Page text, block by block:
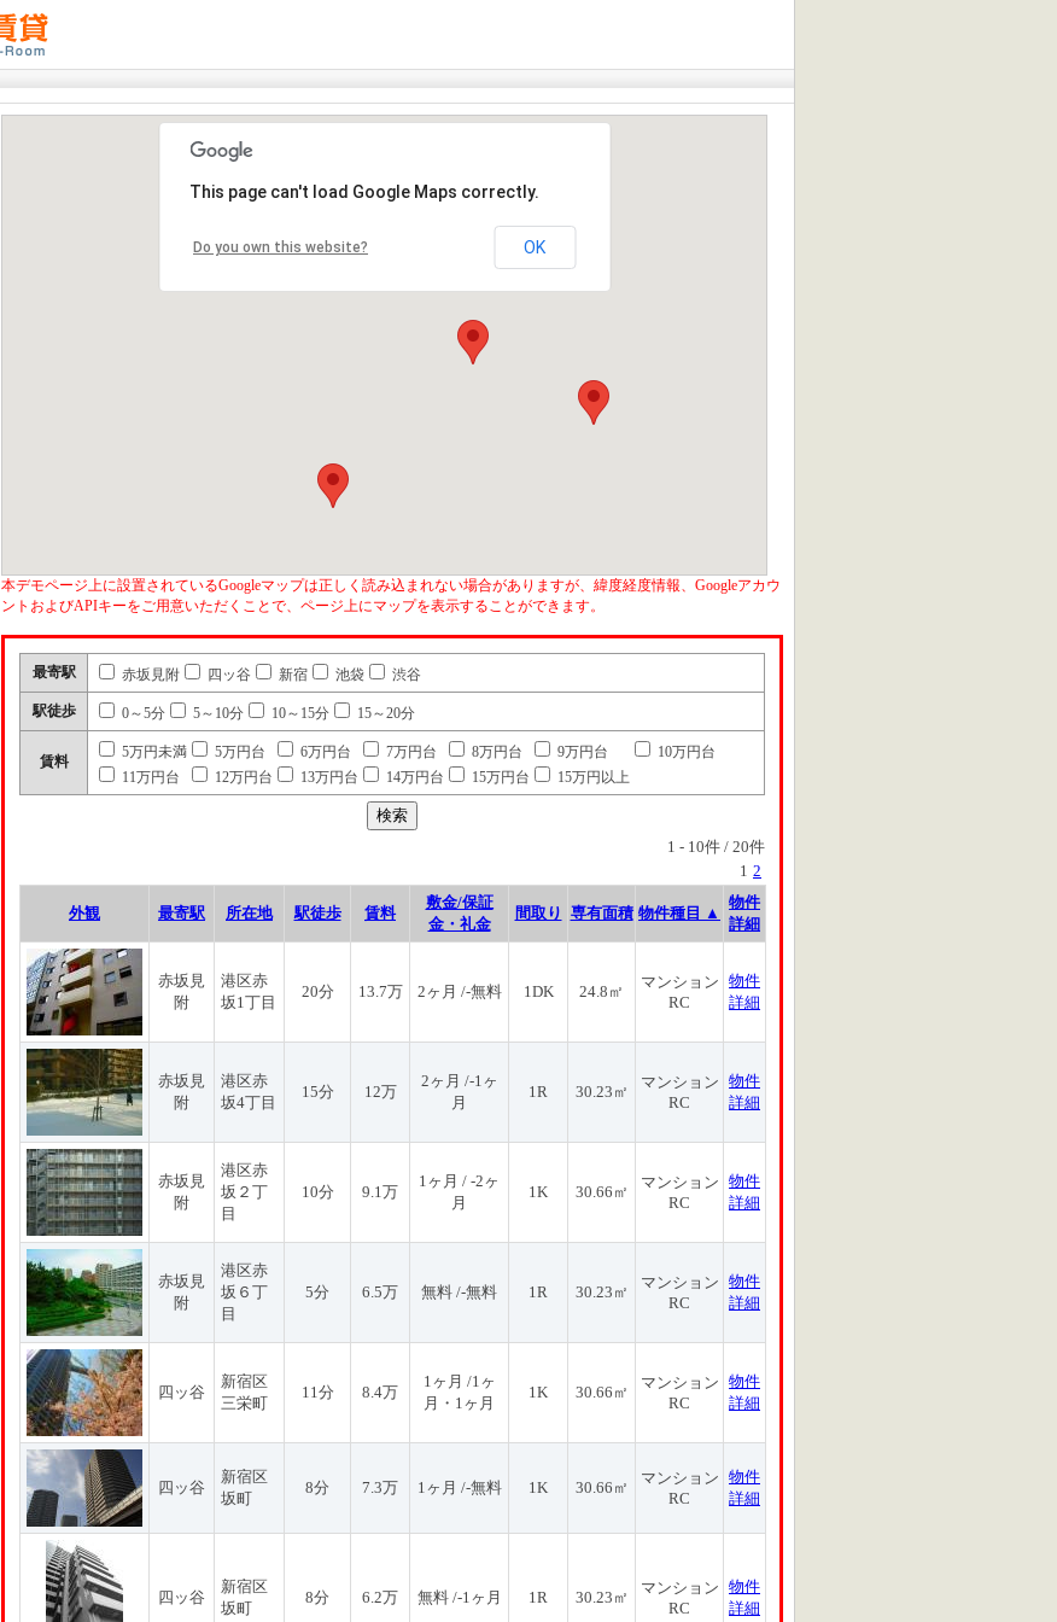
This page can't load Google Maps correctly.
Do you own this website? OK
本デモページ上に設置されているGoogleマップは正しく読み込まれない場合がありますが、緯度経度情報、Googleアカウ
ントおよびAPIキーをご用意いただくことで、ページ上にマップを表示することができます。
最寄駅 赤坂見附 四ッ谷 新宿 池袋 渋谷
駅徒歩 0～5分 5～10分 10～15分 15～20分
賃料
5万円未満 5万円台 6万円台 7万円台 8万円台 9万円台
10万円台
11万円台
12万円台 13万円台 14万円台 15万円台 15万円以上
1 - 10件 / 20件
1 2
外観 最寄駅 所在地 駅徒歩 賃料
敷金/保証
金・礼金
間取り 専有面積 物件種目 ▲
物件
詳細
赤坂見
附
港区赤
坂1丁目
20分 13.7万 2ヶ月 /-無料 1DK 24.8㎡
マンション
RC
物件
詳細
赤坂見
附
港区赤
坂4丁目
15分 12万
2ヶ月 /-1ヶ
月
1R 30.23㎡
マンション
RC
物件
詳細
赤坂見
附
港区赤
坂２丁
目
10分 9.1万
1ヶ月 / -2ヶ
月
1K 30.66㎡
マンション
RC
物件
詳細
赤坂見
附
港区赤
坂６丁
目
5分 6.5万 無料 /-無料 1R 30.23㎡
マンション
RC
物件
詳細
四ッ谷
新宿区
三栄町
11分 8.4万
1ヶ月 /1ヶ
月・1ヶ月
1K 30.66㎡
マンション
RC
物件
詳細
四ッ谷
新宿区
坂町
8分 7.3万 1ヶ月 /-無料 1K 30.66㎡
マンション
RC
物件
詳細
四ッ谷
新宿区
坂町
8分 6.2万 無料 /-1ヶ月 1R 30.23㎡
マンション
RC
物件
詳細